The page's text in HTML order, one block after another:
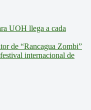
UOH llega a cada
de “Rancagua Zombi”
internacional de